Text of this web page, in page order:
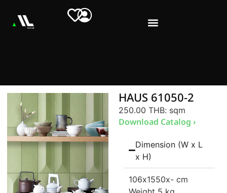
HAUS 61050-2
250.00 THB: sqm
Download Catalog ›
Dimension (W x L
x H)
106x1550x- cm